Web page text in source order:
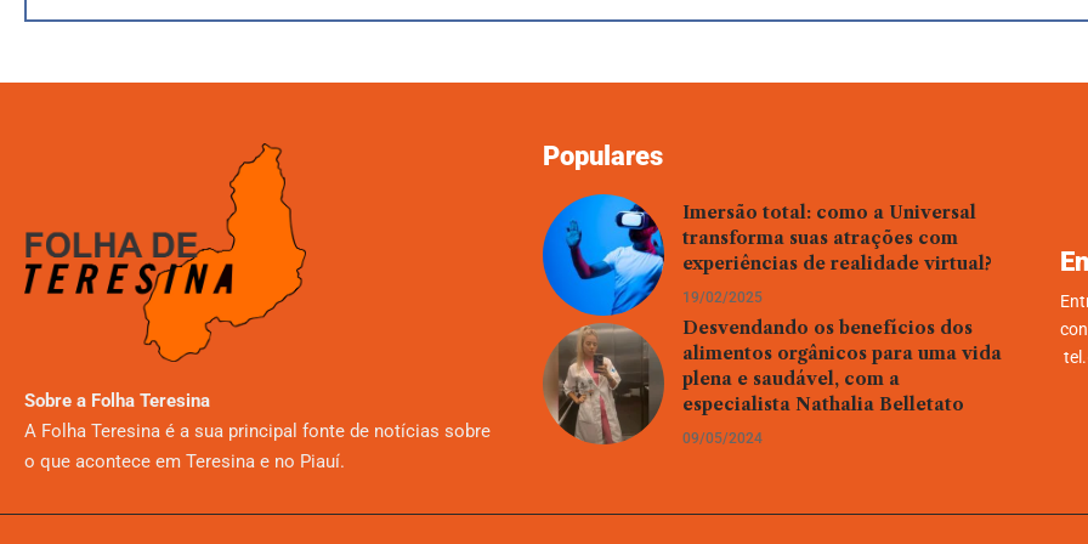
Sobre a Folha Teresina
A Folha Teresina é a sua principal fonte de notícias sobre
o que acontece em Teresina e no Piauí.
Populares
Imersão total: como a Universal
transforma suas atrações com
experiências de realidade virtual?
19/02/2025
Desvendando os benefícios dos
alimentos orgânicos para uma vida
plena e saudável, com a
especialista Nathalia Belletato
09/05/2024